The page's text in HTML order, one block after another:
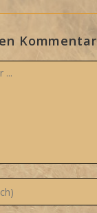
Kommentar